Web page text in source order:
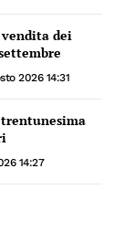
dei
2026 14:31
14:27